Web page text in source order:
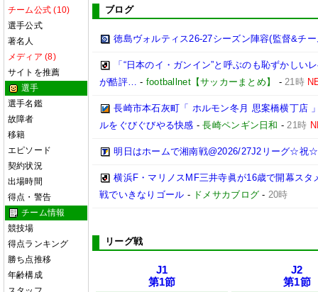
チーム公式 (10)
選手公式
著名人
メディア (8)
サイトを推薦
選手
選手名鑑
故障者
移籍
エピソード
契約状況
出場時間
得点・警告
チーム情報
競技場
得点ランキング
勝ち点推移
年齢構成
ブログ
徳島ヴォルティス26-27シーズン陣容(監督&チ
「“日本のイ・ガンイン”と呼ぶのも恥ずかしい
が酷評… - footballnet【サッカーまとめ】 -21時
長崎市本石灰町「 ホルモン冬月 思案橋横丁店
ルをぐびぐびやる快感 -長崎ペンギン日和 -21時
明日はホームで湘南戦@2026/27J2リーグ☆
横浜F・マリノスMF三井寺眞が16歳で開幕ス
戦でいきなりゴール - ドメサカブログ - 20時
リーグ戦
J1
第1節
J2
第1節